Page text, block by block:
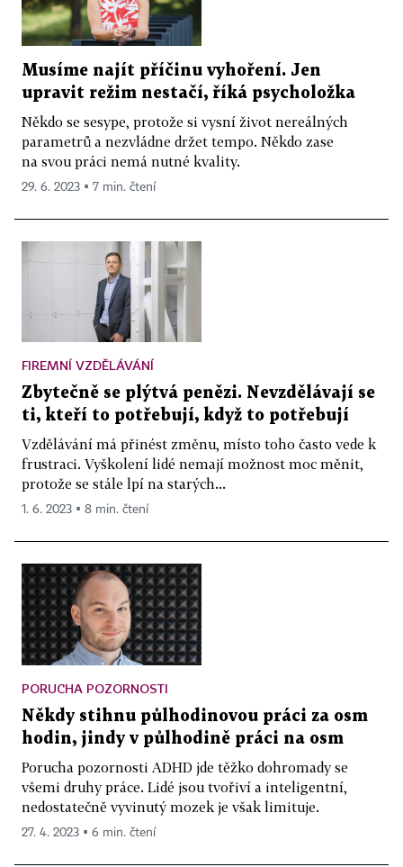
Musíme najít příčinu vyhoření. Jen
upravit režim nestačí, říká psycholožka
Někdo se sesype, protože si vysní život nereálných
parametrů a nezvládne držet tempo. Někdo zase
na svou práci nemá nutné kvality.
29. 6. 2023 ▪ 7 min. čtení
FIREMNÍ VZDĚLÁVÁNÍ
Zbytečně se plýtvá penězi. Nevzdělávají se
ti, kteří to potřebují, když to potřebují
Vzdělávání má přinést změnu, místo toho často vede k
frustraci. Vyškolení lidé nemají možnost moc měnit,
protože se stále lpí na starých...
1. 6. 2023 ▪ 8 min. čtení
PORUCHA POZORNOSTI
Někdy stihnu půlhodinovou práci za osm
hodin, jindy v půlhodině práci na osm
Porucha pozornosti ADHD jde těžko dohromady se
všemi druhy práce. Lidé jsou tvořiví a inteligentní,
nedostatečně vyvinutý mozek je však limituje.
27. 4. 2023 ▪ 6 min. čtení